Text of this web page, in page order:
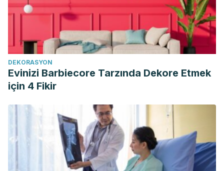
ceguera en un área de salud.”Revista Cubana de Medicina
General Integral19.5 (2003): 0-0.
Arroyo, Nicole, et al. “El Modelo dual de reconocimiento
de la palabra en el Sistema Braille.”
CienciAmérica
(2019): 90-104.
DEKORASYON
Evinizi Barbiecore Tarzında Dekore Etmek
için 4 Fikir